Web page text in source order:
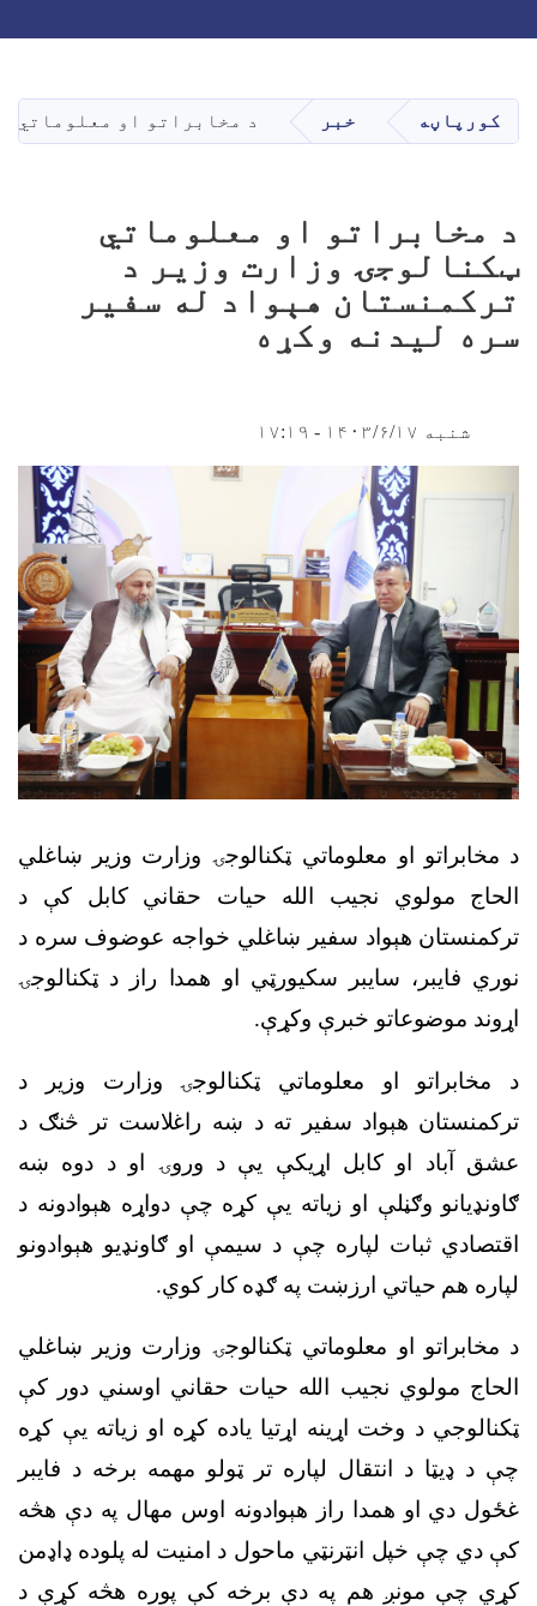
content
کورپاڼه خبر د مخابراتو او معلوماتي
د مخابراتو او معلوماتي
ټکنالوجۍ وزارت وزیر د
ترکمنستان هېواد له سفیر
سره لیدنه وکړه
شنبه ۱۴۰۳/۶/۱۷ - ۱۷:۱۹
د مخابراتو او معلوماتي ټکنالوجۍ وزارت وزیر ښاغلي
الحاج مولوي نجیب الله حیات حقاني کابل کې د
ترکمنستان هېواد سفیر ښاغلي خواجه عوضوف سره د
نوري فایبر، سایبر سکیورټي او همدا راز د ټکنالوجۍ
اړوند موضوعاتو خبرې وکړې.
د مخابراتو او معلوماتي ټکنالوجۍ وزارت وزیر د
ترکمنستان هېواد سفیر ته د ښه راغلاست تر څنګ د
عشق آباد او کابل اړیکې یې د وروۍ او د دوه ښه
ګاونډیانو وګڼلې او زیاته یې کړه چې دواړه هېوادونه د
اقتصادي ثبات لپاره چې د سیمې او ګاونډیو هېوادونو
لپاره هم حیاتي ارزښت په ګډه کار کوي.
د مخابراتو او معلوماتي ټکنالوجۍ وزارت وزیر ښاغلي
الحاج مولوي نجیب الله حیات حقاني اوسني دور کې
ټکنالوجي د وخت اړینه اړتیا یاده کړه او زیاته یې کړه
چې د ډیټا د انتقال لپاره تر ټولو مهمه برخه د فایبر
غځول دي او همدا راز هېوادونه اوس مهال په دې هڅه
کې دي چې خپل انټرنټي ماحول د امنیت له پلوده ډاډمن
کړي چې مونږ هم په دې برخه کې پوره هڅه کړې د